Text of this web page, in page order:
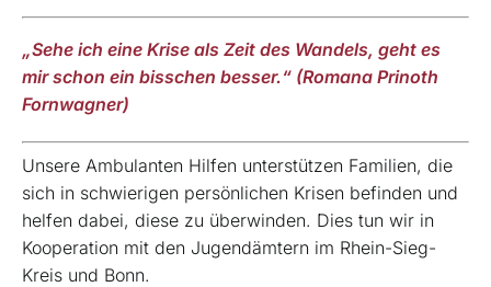
„Sehe ich eine Krise als Zeit des Wandels, geht es
mir schon ein bisschen besser.“ (Romana Prinoth
Fornwagner)
Unsere Ambulanten Hilfen unterstützen Familien, die
sich in schwierigen persönlichen Krisen befinden und
helfen dabei, diese zu überwinden. Dies tun wir in
Kooperation mit den Jugendämtern im Rhein-Sieg-
Kreis und Bonn.